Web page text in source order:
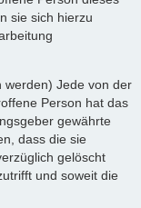
sie sich hierzu
werden) Jede von der
Person hat das
gewährte
dass die sie
gelöscht
und soweit die